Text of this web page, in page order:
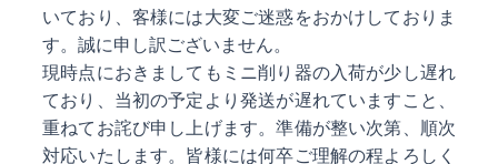
いており、客様には大変ご迷惑をおかけしておりま
す。誠に申し訳ございません。
現時点におきましてもミニ削り器の入荷が少し遅れ
ており、当初の予定より発送が遅れていますこと、
重ねてお詫び申し上げます。準備が整い次第、順次
対応いたします。皆様には何卒ご理解の程よろしく